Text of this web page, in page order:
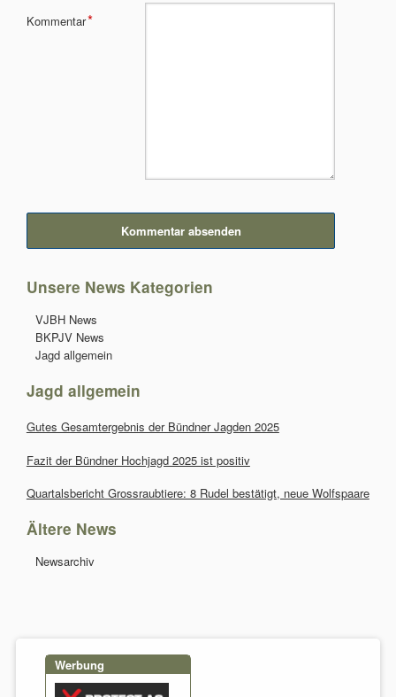
Pflichtfeld
Kommentar*
Kommentar absenden
Unsere News Kategorien
Navigation
überspringen
VJBH News
BKPJV News
Jagd allgemein
Jagd allgemein
Gutes Gesamtergebnis der Bündner Jagden 2025
Fazit der Bündner Hochjagd 2025 ist positiv
Quartalsbericht Grossraubtiere: 8 Rudel bestätigt, neue Wolfspaare
Ältere News
Navigation
Newsarchiv
Werbung